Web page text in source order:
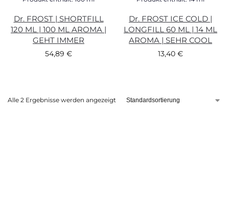
Dr. FROST | SHORTFILL
120 ML | 100 ML AROMA |
GEHT IMMER
54,89 €
Dr. FROST ICE COLD |
LONGFILL 60 ML | 14 ML
AROMA | SEHR COOL
13,40 €
Alle 2 Ergebnisse werden angezeigt